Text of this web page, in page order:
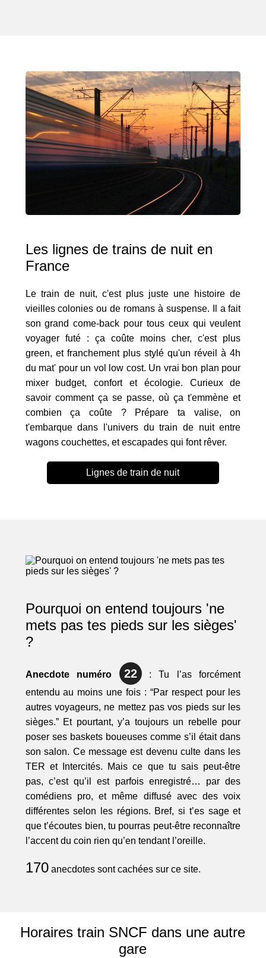
Les lignes de trains de nuit en
France
Le train de nuit, c'est plus juste une histoire de
vieilles colonies ou de romans à suspense. Il a fait
son grand come-back pour tous ceux qui veulent
voyager futé : ça coûte moins cher, c'est plus
green, et franchement plus stylé qu'un réveil à 4h
du mat' pour un vol low cost. Un vrai bon plan pour
mixer budget, confort et écologie. Curieux de
savoir comment ça se passe, où ça t'emmène et
combien ça coûte ? Prépare ta valise, on
t'embarque dans l'univers du train de nuit entre
wagons couchettes, et escapades qui font rêver.
Lignes de train de nuit
Pourquoi on entend toujours 'ne
mets pas tes pieds sur les sièges'
?
Anecdote numéro 22 : Tu l’as forcément
entendu au moins une fois : “Par respect pour les
autres voyageurs, ne mettez pas vos pieds sur les
sièges.” Et pourtant, y’a toujours un rebelle pour
poser ses baskets boueuses comme s’il était dans
son salon. Ce message est devenu culte dans les
TER et Intercités. Mais ce que tu sais peut-être
pas, c’est qu’il est parfois enregistré… par des
comédiens pro, et même diffusé avec des voix
différentes selon les régions. Bref, si t’es sage et
que t’écoutes bien, tu pourras peut-être reconnaître
l’accent du coin rien qu’en tendant l’oreille.
170anecdotes sont cachées sur ce site.
Horaires train SNCF dans une autre
gare